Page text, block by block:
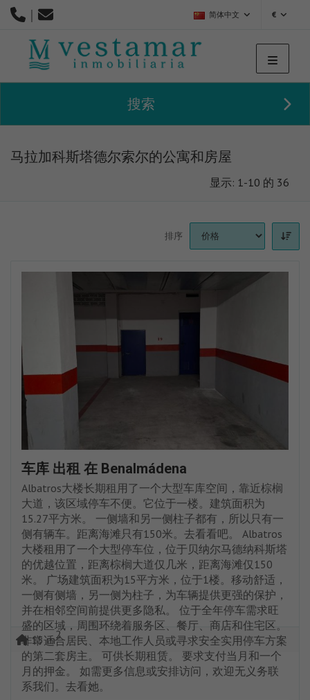
| 简体中文 €
搜索
马拉加科斯塔德尔索尔的公寓和房屋
显示: 1-10 的 36
排序
车库 出租 在 Benalmádena
Albatros大楼长期租用了一个大型车库空间，靠近棕榈
大道，该区域停车不便。它位于一楼。建筑面积为
15.27平方米。 一侧墙和另一侧柱子都有，所以只有一
侧有辆车。距离海滩只有150米。去看看吧。 Albatros
大楼租用了一个大型停车位，位于贝纳尔马德纳科斯塔
的优越位置，距离棕榈大道仅几米，距离海滩仅150
米。 广场建筑面积为15平方米，位于1楼。移动舒适，
一侧有侧墙，另一侧为柱子，为车辆提供更强的保护，
并在相邻空间前提供更多隐私。 位于全年停车需求旺
盛的区域，周围环绕着服务区、餐厅、商店和住宅区。
非常适合居民、本地工作人员或寻求安全实用停车方案
的第二套房主。 可供长期租赁。 要求支付当月和一个
月的押金。 如需更多信息或安排访问，欢迎无义务联
系我们。去看她。
15 m2